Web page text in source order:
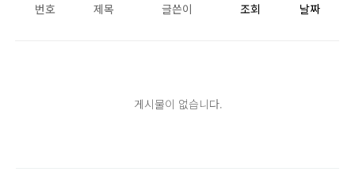
번호 제목 글쓴이 조회 날짜
게시물이 없습니다.